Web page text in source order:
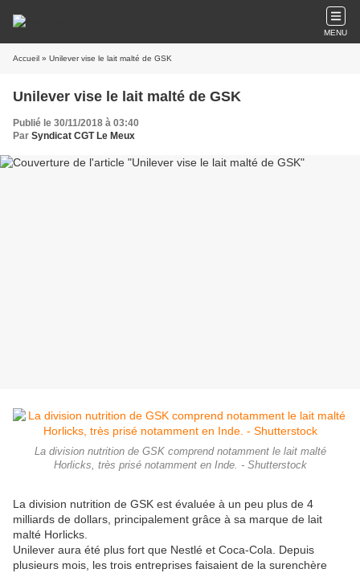
MENU
Accueil » Unilever vise le lait malté de GSK
Unilever vise le lait malté de GSK
Publié le 30/11/2018 à 03:40
Par Syndicat CGT Le Meux
La division nutrition de GSK comprend notamment le lait malté
Horlicks, très prisé notamment en Inde. - Shutterstock
La division nutrition de GSK est évaluée à un peu plus de 4
milliards de dollars, principalement grâce à sa marque de lait
malté Horlicks.
Unilever aura été plus fort que Nestlé et Coca-Cola. Depuis
plusieurs mois, les trois entreprises faisaient de la surenchère